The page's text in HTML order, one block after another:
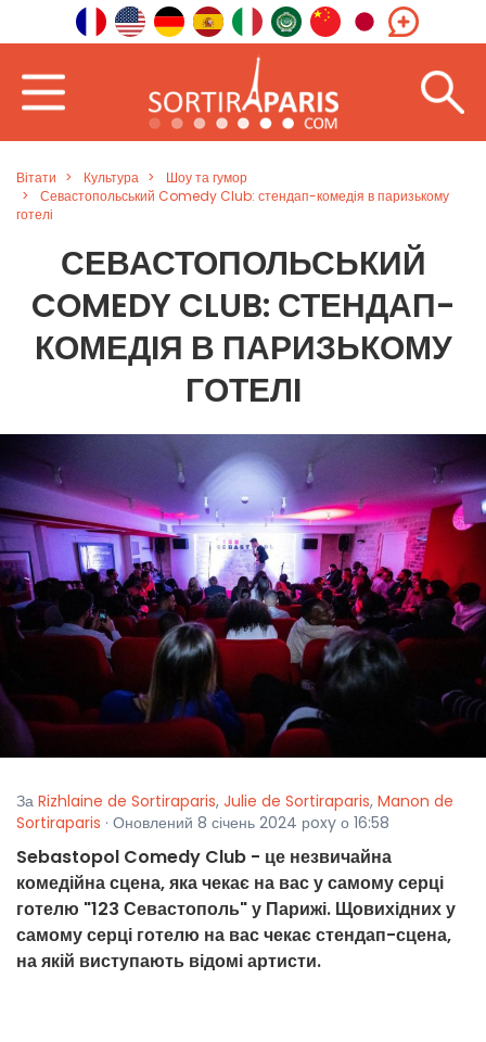
Вітати Культура
Шоу та гумор
Севастопольський Comedy Club: стендап-комедія в паризькому
готелі
СЕВАСТОПОЛЬСЬКИЙ
COMEDY CLUB: СТЕНДАП-
КОМЕДІЯ В ПАРИЗЬКОМУ
ГОТЕЛІ
За Rizhlaine de Sortiraparis, Julie de Sortiraparis, Manon de
Sortiraparis · Оновлений 8 січень 2024 рoxy о 16:58
Sebastopol Comedy Club - це незвичайна
комедійна сцена, яка чекає на вас у самому серці
готелю "123 Севастополь" у Парижі. Щовихідних у
самому серці готелю на вас чекає стендап-сцена,
на якій виступають відомі артисти.